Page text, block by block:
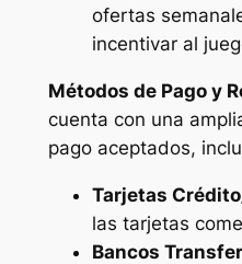
ofertas
incentivar al
Métodos de Pago y
cuenta con una
pago aceptados,
Tarjetas
las tarjetas
Bancos